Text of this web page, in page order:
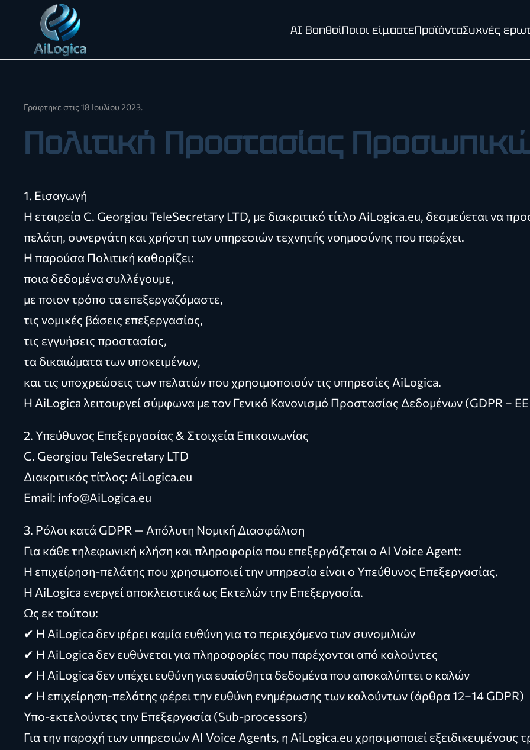
Skip to main content AI ΒοηθοίΠοιοι είμαστεΠροϊόνταΣυχνές
Γράφτηκε στις 18 Ιουλίου 2023.
Πολιτική Προστασίας
1. Εισαγωγή
Η εταιρεία C. Georgiou TeleSecretary LTD, με διακριτικό τίτλο AiLogica.eu, δεσμεύεται να
πελάτη, συνεργάτη και χρήστη των υπηρεσιών τεχνητής νοημοσύνης που παρέχει.
Η παρούσα Πολιτική καθορίζει:
ποια δεδομένα συλλέγουμε,
με ποιον τρόπο τα επεξεργαζόμαστε,
τις νομικές βάσεις επεξεργασίας,
τις εγγυήσεις προστασίας,
τα δικαιώματα των υποκειμένων,
και τις υποχρεώσεις των πελατών που χρησιμοποιούν τις υπηρεσίες AiLogica.
Η AiLogica λειτουργεί σύμφωνα με τον Γενικό Κανονισμό Προστασίας Δεδομένων (GDPR –
2. Υπεύθυνος Επεξεργασίας & Στοιχεία Επικοινωνίας
C. Georgiou TeleSecretary LTD
Διακριτικός τίτλος: AiLogica.eu
Email: info@AiLogica.eu
3. Ρόλοι κατά GDPR — Απόλυτη Νομική Διασφάλιση
Για κάθε τηλεφωνική κλήση και πληροφορία που επεξεργάζεται ο AI Voice Agent:
Η επιχείρηση-πελάτης που χρησιμοποιεί την υπηρεσία είναι ο Υπεύθυνος Επεξεργασίας.
Η AiLogica ενεργεί αποκλειστικά ως Εκτελών την Επεξεργασία.
Ως εκ τούτου:
✔ Η AiLogica δεν φέρει καμία ευθύνη για το περιεχόμενο των συνομιλιών
✔ Η AiLogica δεν ευθύνεται για πληροφορίες που παρέχονται από καλούντες
✔ Η AiLogica δεν υπέχει ευθύνη για ευαίσθητα δεδομένα που αποκαλύπτει ο καλών
✔ Η επιχείρηση-πελάτης φέρει την ευθύνη ενημέρωσης των καλούντων (άρθρα 12–14 GDPR)
Υπο-εκτελούντες την Επεξεργασία (Sub-processors)
Για την παροχή των υπηρεσιών AI Voice Agents, η AiLogica.eu χρησιμοποιεί εξειδικευμένους